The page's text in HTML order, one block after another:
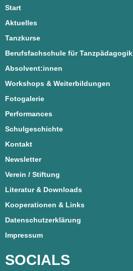
Start
Aktuelles
Tanzkurse
Berufsfachschule für Tanzpädagogik
Absolvent:innen
Workshops & Weiterbildungen
Fotogalerie
Performances
Schulgeschichte
Kontakt
Newsletter
Verein / Stiftung
Literatur & Downloads
Kooperationen & Links
Datenschutzerklärung
Impressum
SOCIALS